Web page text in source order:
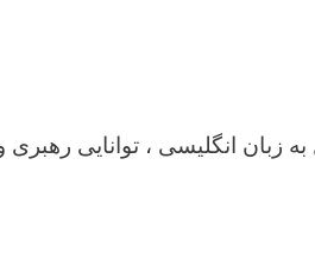
انگلیسی ، توانایی رهبری